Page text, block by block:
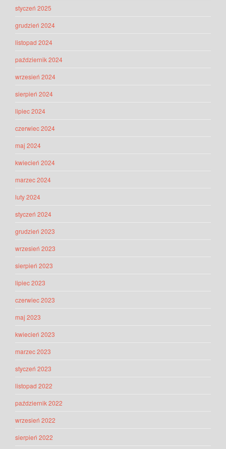
styczeń 2025
grudzień 2024
listopad 2024
październik 2024
wrzesień 2024
sierpień 2024
lipiec 2024
czerwiec 2024
maj 2024
kwiecień 2024
marzec 2024
luty 2024
styczeń 2024
grudzień 2023
wrzesień 2023
sierpień 2023
lipiec 2023
czerwiec 2023
maj 2023
kwiecień 2023
marzec 2023
styczeń 2023
listopad 2022
październik 2022
wrzesień 2022
sierpień 2022